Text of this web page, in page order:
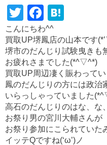
T
wi
tt
er
F
a
c
e
b
o
o
k
e
n
a
こんにちわ^^
買取UP堺鳳店の山本です
堺市のだんじり試験曳きも
お疲れさまでした(*^▽^*)
買取UP周辺凄く賑わって
鳳のだんじりの方には政治
いらっしゃっていました
高石のだんじりのはな、な
お祭り男の宮川大輔さんが
お祭り参加にこられていた
イッテQですね(‘ω’)ノ